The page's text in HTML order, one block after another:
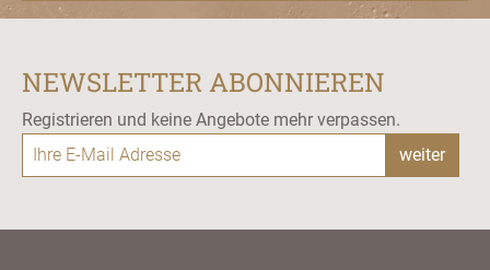
NEWSLETTER ABONNIEREN
Registrieren und keine Angebote mehr verpassen.
weiter